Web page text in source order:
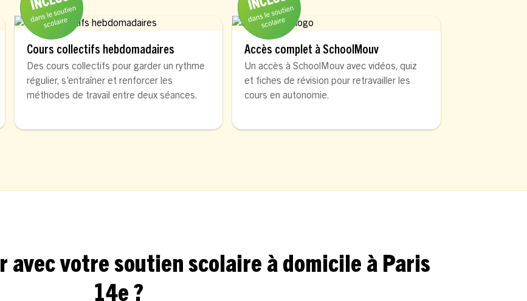
Cours collectifs hebdomadaires
Des cours collectifs pour garder un rythme
régulier, s’entraîner et renforcer les
méthodes de travail entre deux séances.
Accès complet à SchoolMouv
Un accès à SchoolMouv avec vidéos, quiz
et fiches de révision pour retravailler les
cours en autonomie.
avec votre soutien scolaire à domicile à Paris
14e ?